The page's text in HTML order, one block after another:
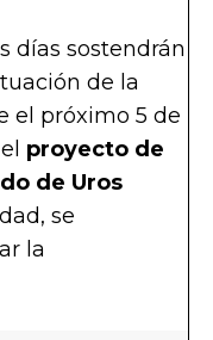
días sostendrán
de la
el próximo 5 de
proyecto de
de Uros
se
la